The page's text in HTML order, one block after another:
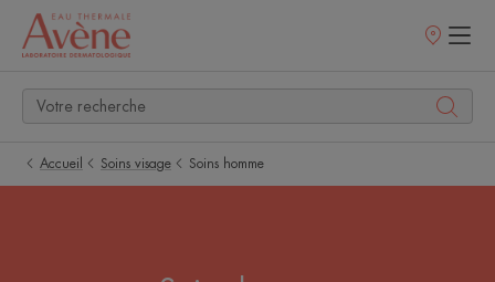
Points
Accueil Soins visage Soins homme